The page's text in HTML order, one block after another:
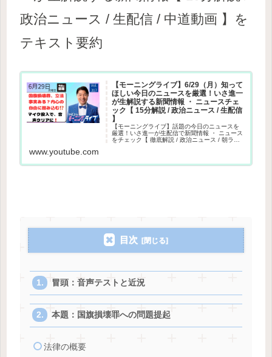
政治ニュース / 生配信 / 中道動画 】を
テキスト要約
【モーニングライブ】6/29（月）知って
ほしい今日のニュースを厳選！いさ進一
が生解説する新聞情報 ・ ニュースチェ
ック【 15分解説 / 政治ニュース / 生配信
】
【モーニングライブ】話題の今日のニュースを
厳選！いさ進一が生配信で新聞情報 ・ ニュース
をチェック【 徹底解説 / 政治ニュース / 朝ライ
www.youtube.com
目次
冒頭：音声テストと近況
本題：国旗損壊罪への問題提起
法律の概要